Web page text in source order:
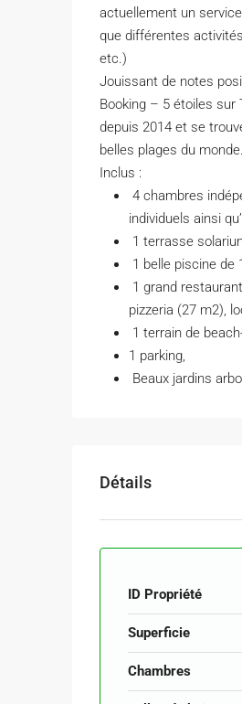
actuellement un
que différentes
etc.)
Jouissant de notes
Booking – 5 étoiles sur
depuis 2014 et se
belles plages du monde.
Inclus :
4 chambres
individuels ainsi
1 terrasse
1 belle piscine de
1 grand
pizzeria (27 m2),
1 terrain de
1 parking,
Beaux jardins
Détails
ID Propriété
Superficie
Chambres